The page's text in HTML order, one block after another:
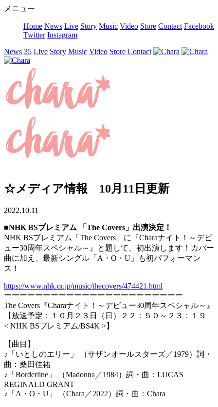
メニュー
Home News Live Story Music Video Store Contact Facebook
Twitter Instagram
News 35 Live Story Music Video Store Contact
☆メディア情報 10月11日更新
2022.10.11
■NHK BSプレミアム 「The Covers」出演決定！
NHK BSプレミアム「The Covers」に『Charaナイト！～デビ
ュー30周年スペシャル～』と題して、初出演します！カバー
曲に加え、最新シングル「A・O・U」も初パフォーマン
ス！
https://www.nhk.or.jp/music/thecovers/474421.html
ーーーーーーーーーーーーーーーーーーーーーーー
The Covers『Charaナイト！～デビュー30周年スペシャル～』
【放送予定：１０月２３日（日）２２：５０～２３：１９
< NHK BSプレミアム/BS4K >】
【曲目】
♪「いとしのエリー」 （サザンオールスターズ／1979）詞・
曲：桑田佳祐
♪「Borderline」 （Madonna／1984）詞・曲：LUCAS
REGINALD GRANT
♪「A・O・U」 （Chara／2022）詞・曲：Chara